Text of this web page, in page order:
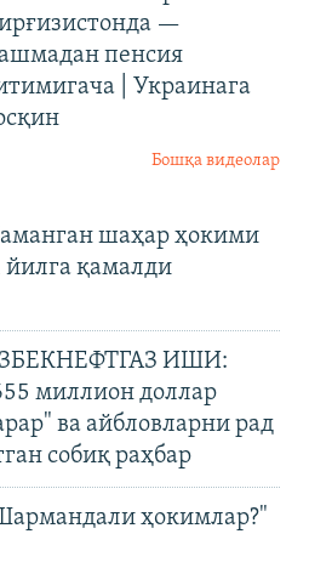
—
пенсия
| Украинага
Бошқа видеолар
шаҳар ҳокими
йилга қамалди
ИШИ:
миллион доллар
ва айбловларни рад
собиқ раҳбар
ҳокимлар?"